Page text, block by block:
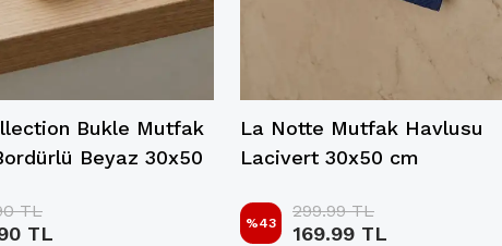
Bukle Mutfak
Beyaz 30x50
TL
TL
La Notte Mutfak Havlusu
Lacivert 30x50 cm
%43
299.99 TL
169.99 TL